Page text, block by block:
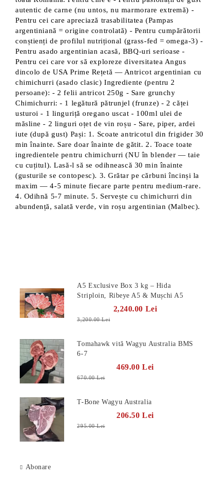
autentic de carne (nu untos, nu marmorare extremă) -
Pentru cei care apreciază trasabilitatea (Pampas
argentiniană = origine controlată) - Pentru cumpărătorii
conștienți de profilul nutrițional (grass-fed = omega-3) -
Pentru asado argentinian acasă, BBQ-uri serioase -
Pentru cei care vor să exploreze diversitatea Angus
dincolo de USA Prime Rețetă — Antricot argentinian cu
chimichurri (asado clasic) Ingrediente (pentru 2
persoane): - 2 felii antricot 250g - Sare grunchy
Chimichurri: - 1 legătură pătrunjel (frunze) - 2 căței
usturoi - 1 linguriță oregano uscat - 100ml ulei de
măsline - 2 linguri oțet de vin roșu - Sare, piper, ardei
iute (după gust) Pași: 1. Scoate antricotul din frigider 30
min înainte. Sare doar înainte de gătit. 2. Toace toate
ingredientele pentru chimichurri (NU în blender — taie
cu cuțitul). Lasă-l să se odihnească 30 min înainte
(gusturile se contopesc). 3. Grătar pe cărbuni încinși la
maxim — 4-5 minute fiecare parte pentru medium-rare.
4. Odihnă 5-7 minute. 5. Servește cu chimichurri din
abundență, salată verde, vin roșu argentinian (Malbec).
A5 Exclusive Box 3 kg – Hida
Striploin, Ribeye A5 & Mușchi A5
2,240.00 Lei
3,200.00 Lei
Tomahawk vită Wagyu Australia BMS
6-7
469.00 Lei
670.00 Lei
T-Bone Wagyu Australia
206.50 Lei
295.00 Lei
Abonare